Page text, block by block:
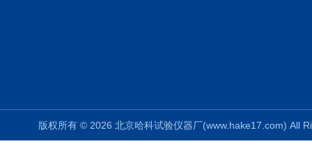
版权所有 © 2026 北京哈科试验仪器厂(www.hake17.com)